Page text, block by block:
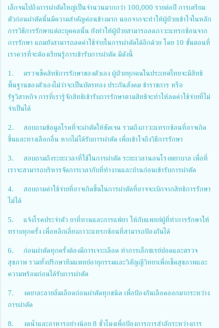
เล็กจนไปถึงการผ่าตัดใหญ่เป็นจำนวนมากกว่า 100,000 รายต่อปี การเตรียม
ตัวก่อนผ่าตัดนั้นมีความสำคัญค่อนข้างมาก นอกจากจะทำให้ผู้ป่วยเข้าใจในหลัก
การวิธีการรักษาแต่ละบุคคลนั้น ยังทำให้ผู้ป่วยสามารถลดภาวะแทรกซ้อนจาก
การรักษา แถมยังสามารถลดค่าใช้จ่ายในการผ่าตัดได้อีกด้วย โดย 10 ขั้นตอนที่
เราควรที่จะต้องเรียนรู้การเข้ารับการผ่าตัด มีดังนี้
1.
ตรวจเช็คสิทธิการรักษาของตัวเอง ผู้ป่วยทุกคนในประเทศไทยจะมีสิทธิ
พื้นฐานของตัวเองไม่ว่าจะเป็นบัตรทอง ประกันสังคม ข้าราชการ หรือ
รัฐวิสาหกิจ การที่เรารู้จักสิทธิเข้ารับการรักษาตามสิทธิจะทำให้ลดค่าใช้จ่ายที่ไม่
จำเป็นได้
2.
สอบถามข้อมูลโรคที่จะผ่าตัดให้ชัดเจน รวมถึงภาวะแทรกซ้อนที่อาจเกิด
ขึ้นและทางเลือกอื่น หากไม่ได้รับการผ่าตัด เพื่อเข้าใจถึงวิธีการรักษา
3.
สอบถามถึงระยะเวลาที่ใช้ในการผ่าตัด ระยะเวลานอนโรงพยาบาล เพื่อที่
เราจะสามารถบริหารจัดการเวลากับที่ทำงานและบ้านก่อนเข้ารับการผ่าตัด
4.
สอบถามค่าใช้จ่ายที่อาจเกิดขึ้นในการผ่าตัดที่อาจจะเบิกจากสิทธิการรักษา
ไม่ได้
5.
แจ้งโรคประจำตัว ยาที่ทานและการแพ้ยา ให้กับแพทย์ผู้ที่ทำการรักษาให้
ทราบทุกครั้ง เพื่อหลีกเลี่ยงภาวะแทรกซ้อนที่สามารถป้องกันได้
6.
ก่อนผ่าตัดทุกครั้งต้องมีการเจาะเลือด ทำการเอ็กซเรย์ปอดและตรวจ
สุขภาพ รวมทั้งปรึกษาทีมแพทย์อายุกรรมและวิสัญญีวิทยาเพื่อเช็คสุขภาพและ
ความพร้อมก่อนได้รับการผ่าตัด
7.
งดยาละลายลิ่มเลือดก่อนผ่าตัดทุกชนิด เพื่อป้องกันเลือดออกมากระหว่าง
การผ่าตัด
8.
งดน้ำและอาหารอย่างน้อย 8 ชั่วโมงเพื่อป้องการการสำลักระหว่างการ